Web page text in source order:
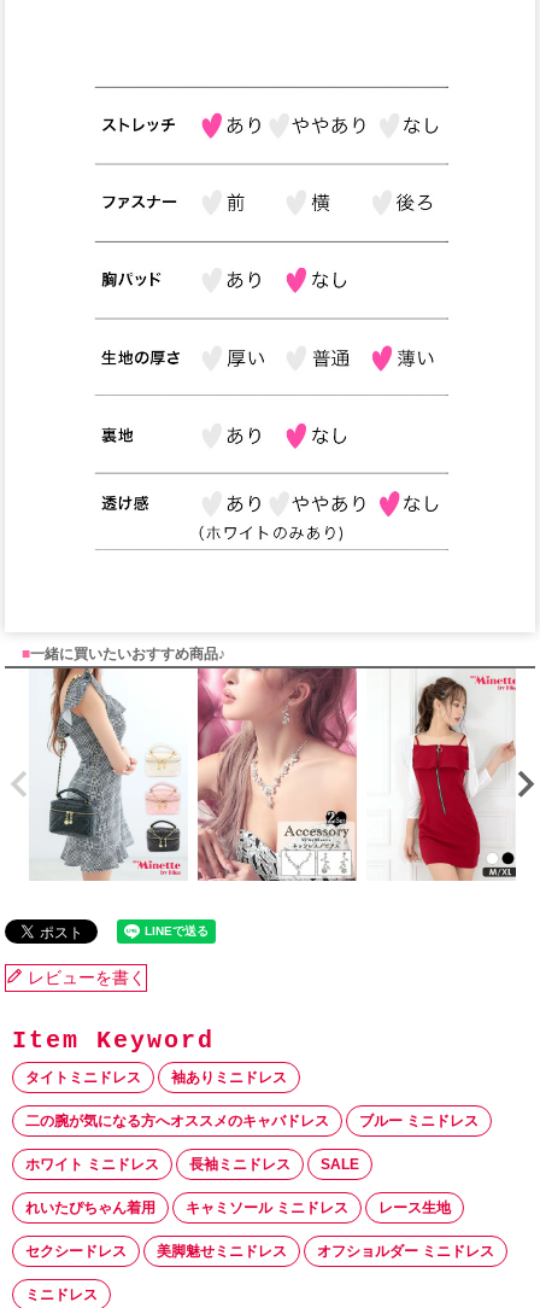
■一緒に買いたいおすすめ商品♪
レビューを書く
タイトミニドレス 袖ありミニドレス
二の腕が気になる方へオススメのキャバドレス ブルー ミニドレス
ホワイト ミニドレス 長袖ミニドレス SALE
れいたぴちゃん着用 キャミソール ミニドレス レース生地
セクシードレス 美脚魅せミニドレス オフショルダー ミニドレス
ミニドレス